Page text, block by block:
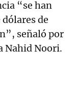
“se han
de
señaló por
Nahid Noori.